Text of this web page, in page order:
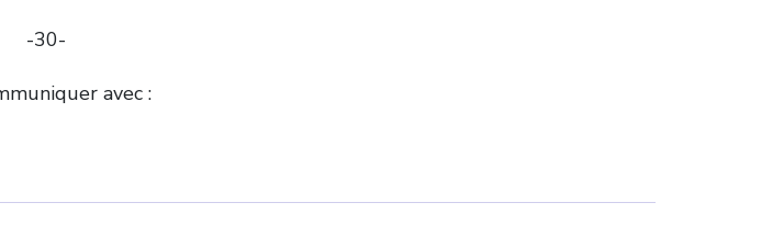
-30-
avec :